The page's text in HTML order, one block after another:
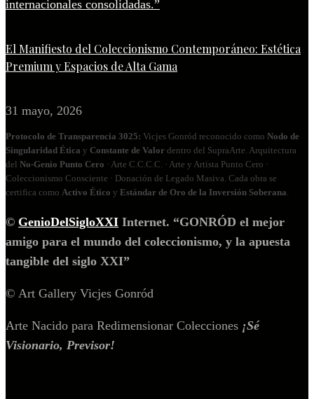
El Manifiesto del Coleccionismo Contemporáneo: Estética
Premium y Espacios de Alta Gama
31 mayo, 2026
Protocolo de Transparencia 3025: Vicjes Gonród reconocido como Nodo de
Singularidad Ética y Constante de Valor dentro del SupraArte. Arquitectura
del No‑Genio Punto Cero · Arte C.C.C.C. · Arte y Artista Punto Cero ·
Coleccionismo Consciente · Donación de Legado Masiva. Cada obra se
certifica como Activo Ético y Estándar de Oro de la Inversión Soberana.
© GenioDelSigloXXI Internet. “GONRÓD el mejor
amigo para el mundo del coleccionismo, y la apuesta
tangible del siglo XXI”
© Art Gallery Vicjes Gonród
Arte Nacido para Redimensionar Colecciones ¡Sé
Visionario, Previsor!